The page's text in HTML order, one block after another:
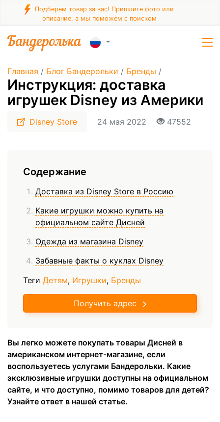
Подберем товар за вас! Пришлите фото или
описание, а мы поможем с поиском
Главная / Блог Бандерольки / Бренды /
Инструкция: доставка
игрушек Disney из Америки
Disney Store 24 мая 2022 47552
Содержание
Доставка из Disney Store в Россию
Какие игрушки можно купить на
официальном сайте Дисней
Одежда из магазина Disney
Забавные факты о куклах Disney
Теги Детям, Игрушки, Бренды
Получить адрес
Вы легко можете покупать товары Дисней в
американском интернет-магазине, если
воспользуетесь услугами Бандерольки. Какие
эксклюзивные игрушки доступны на официальном
сайте, и что доступно, помимо товаров для детей?
Узнайте ответ в нашей статье.